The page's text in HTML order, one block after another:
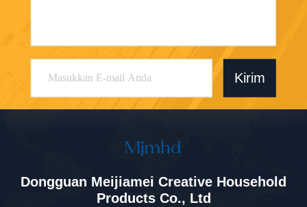
Kirim
Dongguan Meijiamei Creative Household
Products Co., Ltd